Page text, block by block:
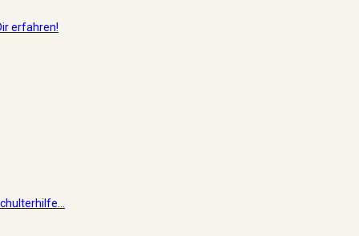
erfahren!